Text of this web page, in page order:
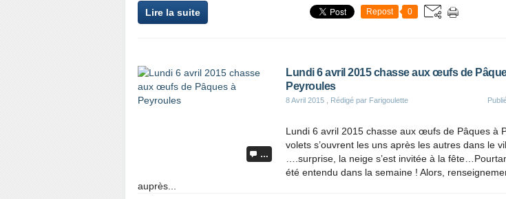
Lire la suite Repost 0
…
Lundi 6 avril 2015 chasse aux œufs de
Peyroules
8 Avril 2015 , Rédigé par Farigoulette
Lundi 6 avril 2015 chasse aux œufs de Pâques à
volets s’ouvrent les uns après les autres dans le
….surprise, la neige s’est invitée à la
été entendu dans la semaine ! Alors,
auprès...